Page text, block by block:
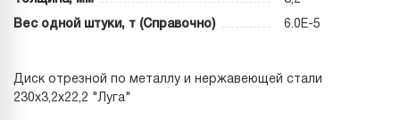
Вес одной штуки, т (Справочно) 6.0E-5
Диск отрезной по металлу и нержавеющей стали
230х3,2х22,2 "Луга"